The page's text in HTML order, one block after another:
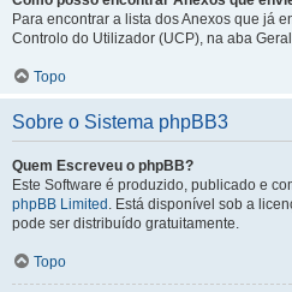
Para encontrar a lista dos Anexos que já
Controlo do Utilizador (UCP), na aba
Topo
Sobre o Sistema phpBB3
Quem Escreveu o phpBB?
Este Software é produzido, publicado e
phpBB Limited . Está disponível sob a
pode ser distribuído gratuitamente.
Topo